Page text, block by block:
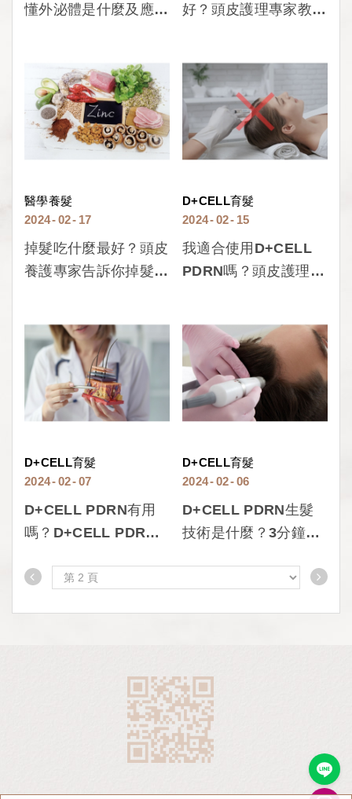
懂外泌體是什麼及應用
好？頭皮護理專家教你
醫學養髮
17
02
2024
掉髮吃什麼最好？頭皮
養護專家告訴你掉髮吃
D+CELL育髮
15
02
2024
我適合使用D+CELL
PDRN嗎？頭皮護理專
D+CELL育髮
07
02
2024
D+CELL PDRN有用
嗎？D+CELL PDRN
一次了解D+CELL
D+CELL育髮
06
02
2024
D+CELL PDRN生髮
技術是什麼？3分鐘D-